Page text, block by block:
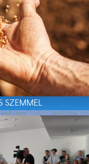
SZEMMEL